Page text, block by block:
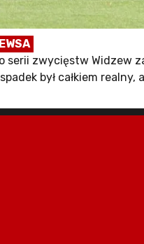
serii zwycięstw Widzew
był całkiem realny,
z Mławianką